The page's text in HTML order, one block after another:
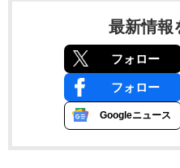
最新情報
フォロー
フォロー
Googleニュース